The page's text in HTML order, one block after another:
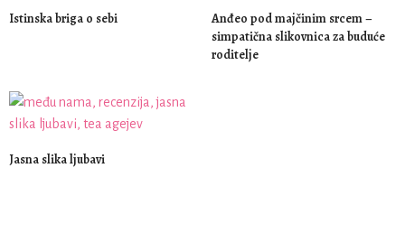
Istinska briga o sebi
Anđeo pod majčinim srcem –
simpatična slikovnica za buduće
roditelje
Jasna slika ljubavi